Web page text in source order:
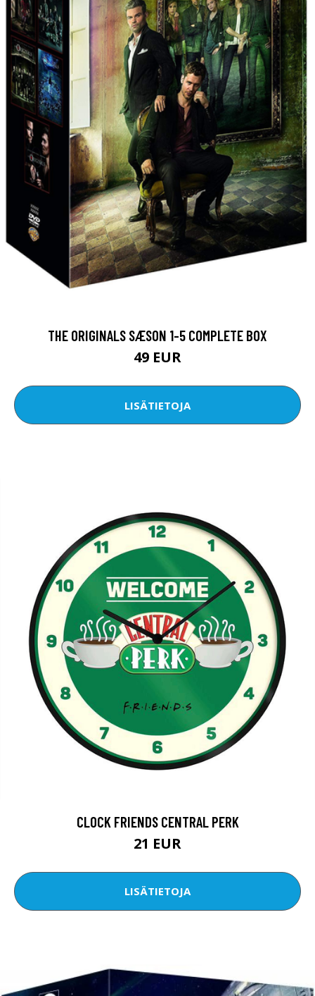
THE ORIGINALS SÆSON 1-5 COMPLETE BOX
49 EUR
LISÄTIETOJA
CLOCK FRIENDS CENTRAL PERK
21 EUR
LISÄTIETOJA